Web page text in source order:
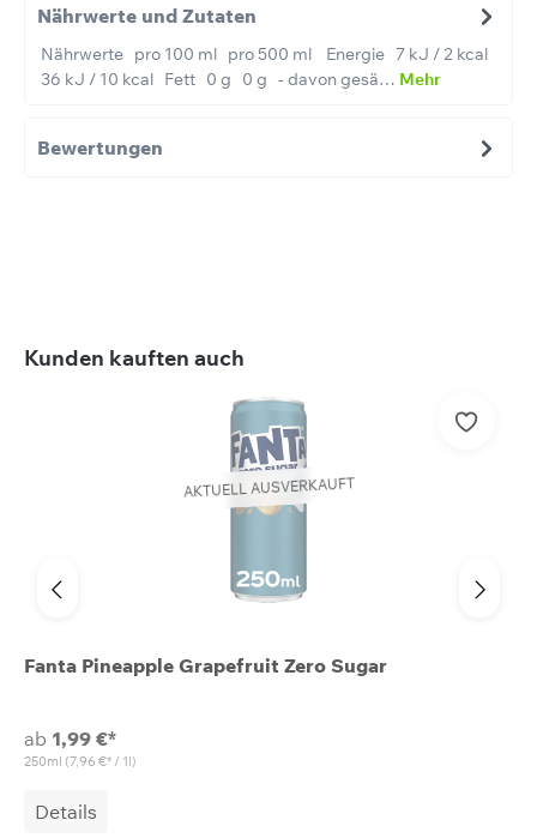
Nährwerte und Zutaten
Nährwerte pro 100 ml pro 500 ml Energie 7 kJ / 2 kcal
36 kJ / 10 kcal Fett 0 g 0 g - davon gesä… Mehr
Bewertungen
Produktgalerie überspringen
Kunden kauften auch
AKTUELL AUSVERKAUFT
Fanta Pineapple Grapefruit Zero Sugar
ab 1,99 €*
250ml (7,96 €* / 1l)
Details